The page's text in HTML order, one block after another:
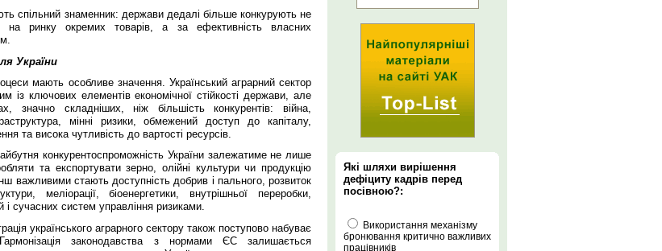
спільний знаменник: держави дедалі більше конкурують не
ринку окремих товарів, а за ефективність власних
України
мають особливе значення. Український аграрний сектор
із ключових елементів економічної стійкості держави, але
значно складніших, ніж більшість конкурентів: війна,
мінні ризики, обмежений доступ до капіталу,
та висока чутливість до вартості ресурсів.
конкурентоспроможність України залежатиме не лише
та експортувати зерно, олійні культури чи продукцію
важливими стають доступність добрив і пального, розвиток
меліорації, біоенергетики, внутрішньої переробки,
і сучасних систем управління ризиками.
українського аграрного сектору також поступово набуває
законодавства з нормами ЄС залишається
Які шляхи вирішення
дефіциту кадрів перед
посівною?:
Використання механізму
бронювання критично важливих
працівників